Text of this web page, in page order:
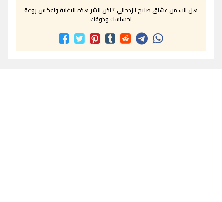
هل انت من عشاق صلاح الزدجالي ؟ اذن انشر هذه الاغنية واعكس روعة
احساسك وذوقك